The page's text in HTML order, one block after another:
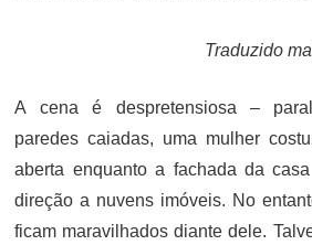
Traduzido
A cena é despretensiosa –
paredes caiadas, uma mulher
aberta enquanto a fachada da
direção a nuvens imóveis. No
ficam maravilhados diante dele.